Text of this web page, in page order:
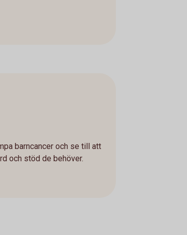
barncancer och se till att
och stöd de behöver.